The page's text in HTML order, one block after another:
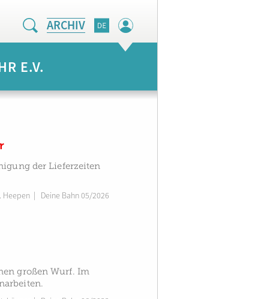
ARCHIV
E.V.
der Lieferzeiten
Heepen Deine Bahn 05/2026
großen Wurf. Im